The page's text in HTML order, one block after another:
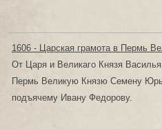
1606 - Царская грамота в Пермь
От Царя и Великаго Князя
Пермь Великую Князю Семену
подъячему Ивану Федорову.